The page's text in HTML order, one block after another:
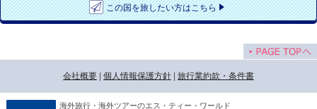
この国を旅したい方はこちら
会社概要 | 個人情報保護方針 | 旅行業約款・条件書
海外旅行・海外ツアーのエス・ティー・ワールド